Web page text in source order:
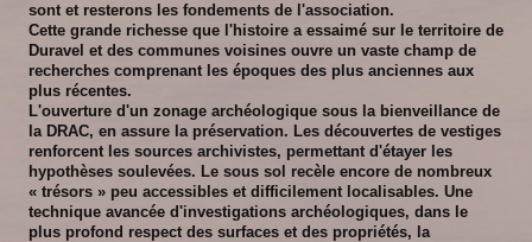
sont et resterons les fondements de l'association.
Cette grande richesse que l'histoire a essaimé sur le territoire de
Duravel et des communes voisines ouvre un vaste champ de
recherches comprenant les époques des plus anciennes aux
plus récentes.
L'ouverture d'un zonage archéologique sous la bienveillance de
la DRAC, en assure la préservation. Les découvertes de vestiges
renforcent les sources archivistes, permettant d'étayer les
hypothèses soulevées. Le sous sol recèle encore de nombreux
« trésors » peu accessibles et difficilement localisables. Une
technique avancée d'investigations archéologiques, dans le
plus profond respect des surfaces et des propriétés, la